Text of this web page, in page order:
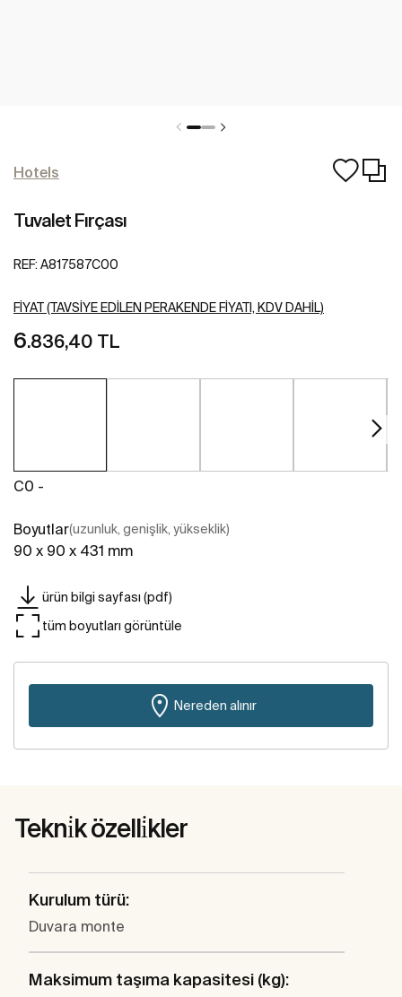
Hotels
Tuvalet Fırçası
REF: A817587C00
FIYAT (TAVSIYE EDILEN PERAKENDE FIYATI, KDV DAHIL)
6.836,40 TL
C0 -
Boyutlar(uzunluk, genişlik, yükseklik)
90 x 90 x 431 mm
ürün bilgi sayfası (pdf)
tüm boyutları görüntüle
Nereden alınır
Tekni̇k özelli̇kler
Kurulum türü:
Duvara monte
Maksimum taşıma kapasitesi (kg):